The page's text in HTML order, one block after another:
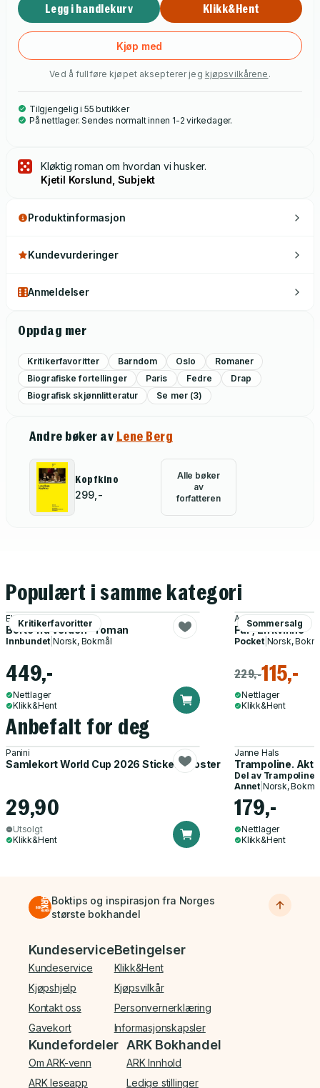
Legg i handlekurv Klikk&Hent
Kjøp med
Ved å fullføre kjøpet aksepterer jeg kjøpsvilkårene .
Tilgjengelig i 55 butikker
På nettlager. Sendes normalt innen 1-2 virkedager.
Kløktig roman om hvordan vi husker.
Kjetil Korslund, Subjekt
Produktinformasjon
Kundevurderinger
Anmeldelser
Oppdag mer
Kritikerfavoritter Barndom Oslo
Romaner
Biografiske fortellinger
Paris Fedre
Drap
Biografisk skjønnlitteratur
Se mer (3)
Andre bøker av Lene Berg
Kopfkino
299,-
Alle bøker
av
forfatteren
Populært i samme kategori
Kritikerfavoritter
Ellen Vahr
Borte fra verden - roman
Innbundet |Norsk, Bokmål
449,-
Nettlager
Klikk&Hent
Sommersalg
Annie Ernaux
Far ; En kvinne
Pocket| Norsk,
229,-115,-
Nettlager
Klikk&Hent
Anbefalt for deg
Panini
Samlekort World Cup 2026 Sticker Booster
29,90
Utsolgt
Klikk&Hent
Janne Hals
Trampoline.
Del av Trampoline
Annet| Norsk,
179,-
Nettlager
Klikk&Hent
Boktips og inspirasjon fra Norges
største bokhandel
Bunnmeny
Kundeservice
Kundeservice
Kjøpshjelp
Kontakt oss
Gavekort
Betingelser
Klikk&Hent
Kjøpsvilkår
Personvernerklæring
Informasjonskapsler
Kundefordeler
Om ARK-venn
ARK leseapp
ARK Bokhandel
ARK Innhold
Ledige stillinger